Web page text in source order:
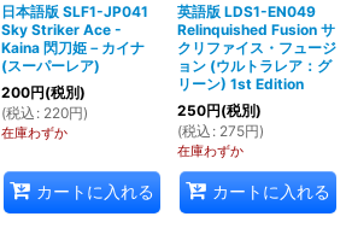
日本語版 SLF1-JP041
Sky Striker Ace -
Kaina 閃刀姫－カイナ
(スーパーレア)
200円(税別)
(税込 : 220円)
在庫わずか
カートに入れる
英語版 LDS1-EN049
Relinquished Fusion サ
クリファイス・フュージ
ョン (ウルトラレア：グ
リーン) 1st Edition
250円(税別)
(税込 : 275円)
在庫わずか
カートに入れる